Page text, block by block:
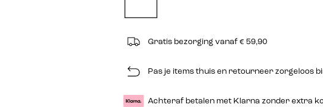
Gratis bezorging vanaf € 59,90
Pas je items thuis en retourneer zorgeloos
Achteraf betalen met Klarna zonder extra